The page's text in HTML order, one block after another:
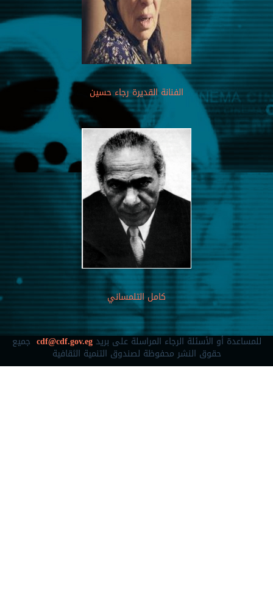
الفنانة القديرة رجاء حسين
كامل التلمساني
للمساعدة أو الأسئلة الرجاء المراسلة على بريدcdf@cdf.gov.egجميع
حقوق النشر محفوظة لصندوق التنمية الثقافية